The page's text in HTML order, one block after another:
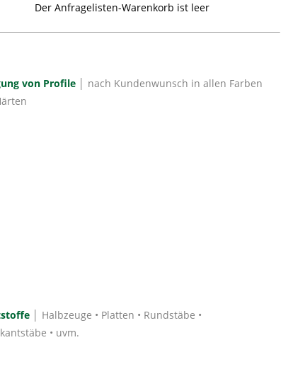
Der Anfragelisten-Warenkorb ist leer
von Profile│ nach Kundenwunsch in allen Farben
│ Halbzeuge • Platten • Rundstäbe •
• uvm.